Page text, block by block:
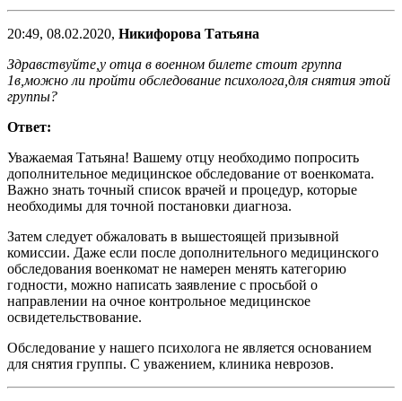
20:49, 08.02.2020, Никифорова Татьяна
Здравствуйте,у отца в военном билете стоит группа
1в,можно ли пройти обследование психолога,для снятия этой
группы?
Ответ:
Уважаемая Татьяна! Вашему отцу необходимо попросить
дополнительное медицинское обследование от военкомата.
Важно знать точный список врачей и процедур, которые
необходимы для точной постановки диагноза.
Затем следует обжаловать в вышестоящей призывной
комиссии. Даже если после дополнительного медицинского
обследования военкомат не намерен менять категорию
годности, можно написать заявление с просьбой о
направлении на очное контрольное медицинское
освидетельствование.
Обследование у нашего психолога не является основанием
для снятия группы. С уважением, клиника неврозов.